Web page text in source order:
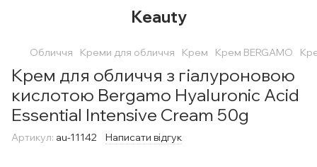
Keauty
Обличчя Креми для обличчя Крем Крем BERGAMO
Крем для обличчя з гіалуроновою
кислотою Bergamo Hyaluronic Acid
Essential Intensive Cream 50g
Артикул: au-11142 Написати відгук